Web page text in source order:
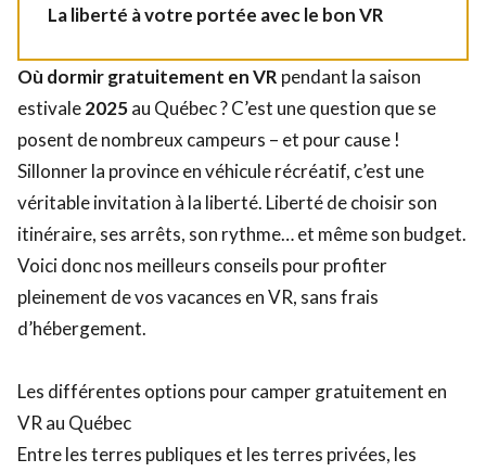
La liberté à votre portée avec le bon VR
Où dormir gratuitement en VR pendant la saison
estivale2025au Québec ? C’est une question que se
posent de nombreux campeurs – et pour cause !
Sillonner la province en véhicule récréatif, c’est une
véritable invitation à la liberté. Liberté de choisir son
itinéraire, ses arrêts, son rythme… et même son budget.
Voici donc nos meilleurs conseils pour profiter
pleinement de vos vacances en VR, sans frais
d’hébergement.
Les différentes options pour camper gratuitement en
VR au Québec
Entre les terres publiques et les terres privées, les